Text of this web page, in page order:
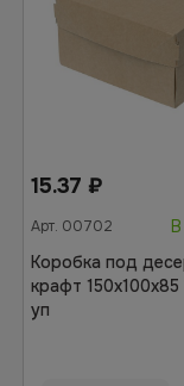
15.37 ₽
Арт. 00702
Коробка под
крафт
уп